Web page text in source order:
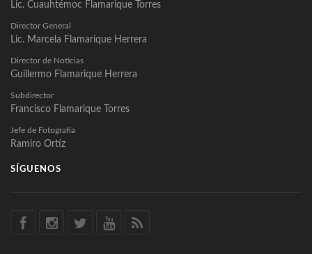
Lic. Cuauhtémoc Flamarique Torres
Director General
Lic. Marcela Flamarique Herrera
Director de Noticias
Guillermo Flamarique Herrera
Subdirector
Francisco Flamarique Torres
Jefe de Fotografía
Ramiro Ortíz
SÍGUENOS